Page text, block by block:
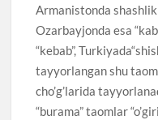
Armanistonda
Ozarbayjonda esa
“kebab”,
tayyorlangan shu
cho’g’larida
“burama” taomlar